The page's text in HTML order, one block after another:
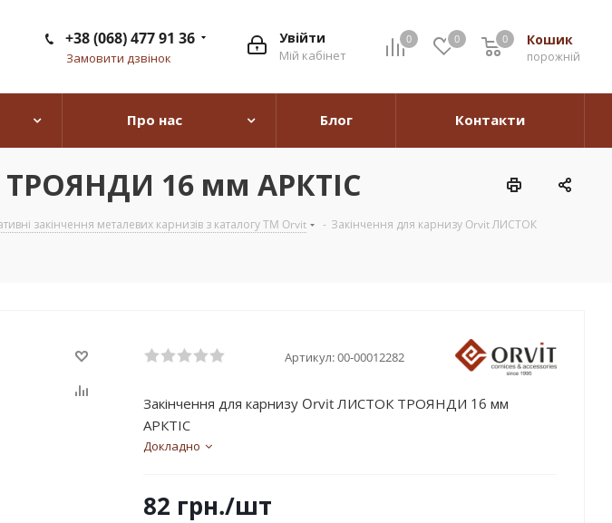
0 0 Кошик
0
порожній
0
Увійти
Мій кабінет
+38 (068) 477 91 36
Замовити дзвінок
Про нас Блог Контакти
ТРОЯНДИ 16 мм АРКТІС
закінчення металевих карнизів з каталогу TM Orvit - Закінчення для карнизу Orvit ЛИСТОК
Артикул:00-00012282
Закінчення для карнизу Orvit ЛИСТОК ТРОЯНДИ 16 мм
АРКТІС
Докладно
82 грн./шт